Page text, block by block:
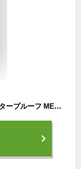
メレル コールドパック 3 ゼロ サーモ トール ウォータープルーフ MERRELL ブーツ メンズ レディース ブラック 黒 COLDPACK 3 ZERO THERMO TALL WATERPROOF 5006763 靴 シューズ 防寒ブーツ 防水ブーツ ウィンターシューズ スノーブーツ